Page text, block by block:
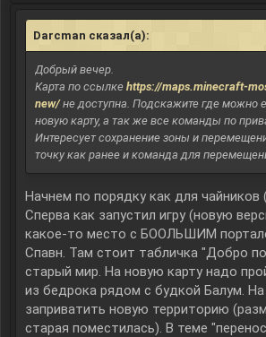
Darcman сказал(а):
Добрый вечер.
Карта по ссылке https://maps.minecraft-
new/не доступна. Подскажите где можно
новую карту, а так же все команды по
Интересует сохранение зоны и
точку как ранее и команда для
Начнем по порядку как для чайников
Сперва как запустил игру (новую
какое-то место с БООЛЬШИМ
Спавн. Там стоит табличка "Добро
старый мир. На новую карту надо
из бедрока рядом с будкой Балум. На
заприватить новую территорию
старая поместилась). В теме